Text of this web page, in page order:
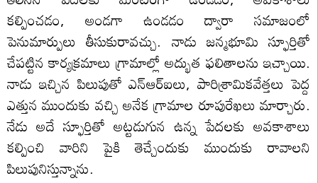
కల్పించడం, అండగా ఉండడం ద్వారా సమాజంలో
పెనుమార్పులు తీసుకురావచ్చు. నాడు జన్మభూమి స్ఫూర్తితో
చేపట్టిన కార్యక్రమాలు గ్రామాల్లో అద్భుత ఫలితాలను ఇచ్చాయి.
నాడు ఇచ్చిన పిలుపుతో ఎన్ఆర్ఐలు, పారిశ్రామికవేత్తలు పెద్ద
ఎత్తున ముందుకు వచ్చి అనేక గ్రామాల రూపురేఖలు మార్చారు.
నేడు అదే స్ఫూర్తితో అట్టడుగున ఉన్న పేదలకు అవకాశాలు
కల్పించి వారిని పైకి తెచ్చేందుకు ముందుకు రావాలని
పిలుపునిస్తున్నాను.